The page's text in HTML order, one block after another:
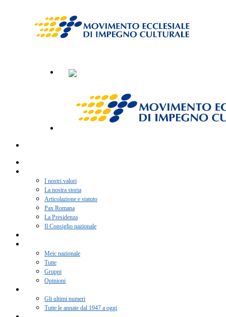
I nostri valori
La nostra storia
Articolazione e statuto
Pax Romana
La Presidenza
Il Consiglio nazionale
Meic nazionale
Tutte
Gruppi
Opinioni
Gli ultimi numeri
Tutte le annate dal 1947 a oggi